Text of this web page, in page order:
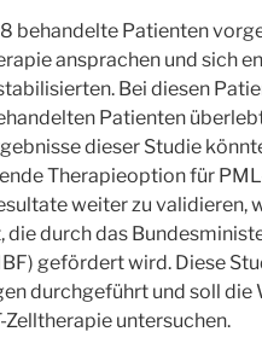
behandelte Patienten
ansprachen und sich
Bei diesen
Patienten
dieser Studie
Therapieoption für
weiter zu validieren,
durch das
gefördert wird. Diese
durchgeführt und soll die
Zelltherapie untersuchen.